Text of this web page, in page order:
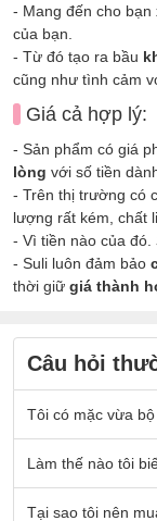
- Mang đến cho bạn
của bạn.
- Từ đó tạo ra bầu
cũng như tình cảm
Giá cả hợp lý:
- Sản phẩm có giá
lòng với số tiền
- Trên thị trường có
lượng rất kém, chất
- Vì tiền nào của đó.
- Suli luôn đảm bảo
thời giữ giá thành
Câu hỏi
Tôi có mặc vừa
Nếu quý khách có
phẩm thì sẽ mặc
Sản phẩm được
Làm thế nào tôi
- Chất vải tại Suli
Tại sao tôi nên